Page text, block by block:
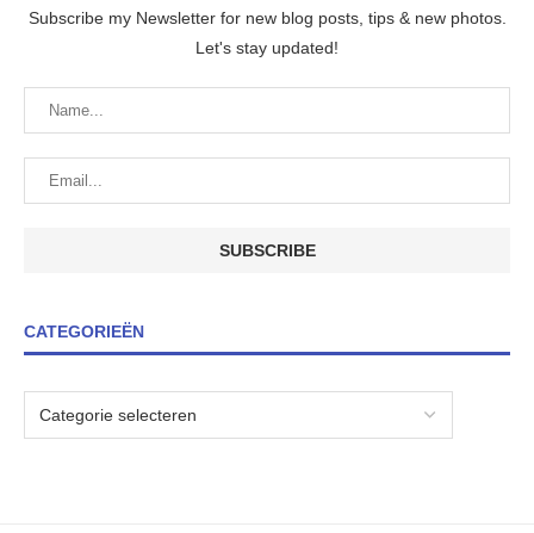
Subscribe my Newsletter for new blog posts, tips & new photos.
Let's stay updated!
CATEGORIEËN